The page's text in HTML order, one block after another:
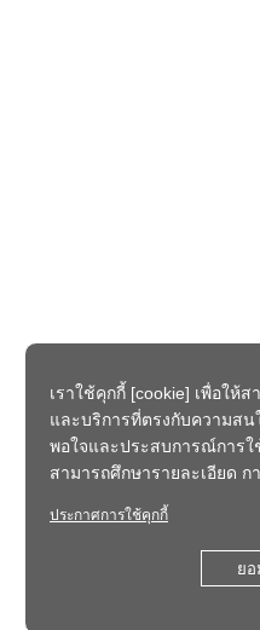
เราใช้คุกกี้ [cookie] เพื่อให้
และบริการที่ตรงกับความสน
พอใจและประสบการณ์การ
สามารถศึกษารายละเอียด ก
ประกาศการใช้คุกกี้
ยอ